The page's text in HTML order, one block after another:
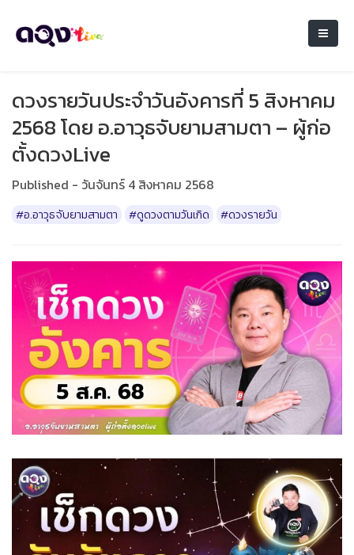
ดวงรายวันประจำวันอังคารที่ 5 สิงหาคม
2568 โดย อ.อาวุธจับยามสามตา – ผู้ก่อ
ตั้งดวงLive
Published - วันจันทร์ 4 สิงหาคม 2568
#อ.อาวุธจับยามสามตา #ดูดวงตามวันเกิด #ดวงรายวัน